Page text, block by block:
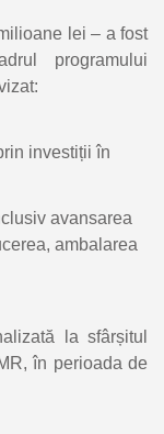
lei – a fost
programului
investiții în
avansarea
ambalarea
la sfârșitul
în perioada de